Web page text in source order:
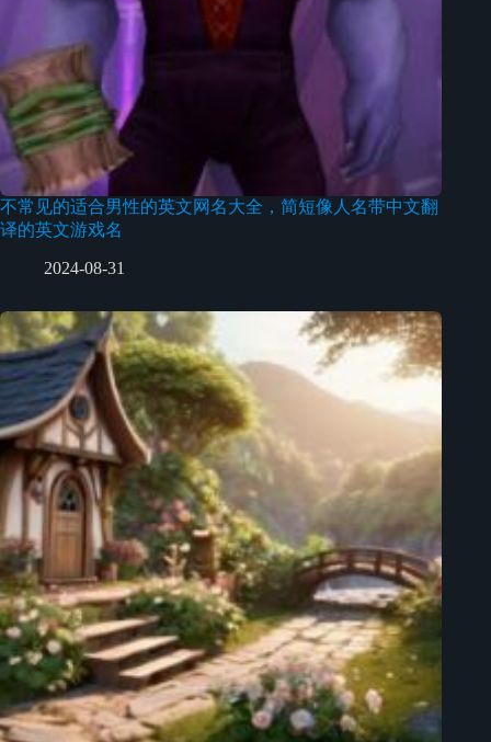
不常见的适合男性的英文网名大全，简短像人名带中文翻
译的英文游戏名
2024-08-31